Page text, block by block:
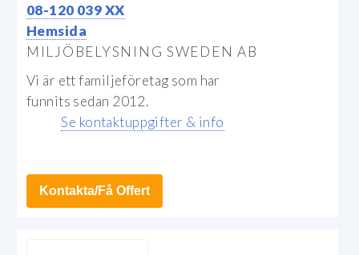
08-120 039 XX
Hemsida
MILJÖBELYSNING SWEDEN AB
Vi är ett familjeföretag som har
funnits sedan 2012.
Se kontaktuppgifter & info
Kontakta/Få Offert